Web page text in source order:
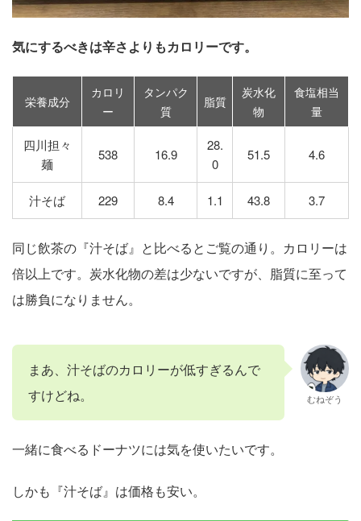
気にするべきは辛さよりもカロリーです。
栄養成分
カロリ
ー
タンパク
質
脂質
炭水化
物
食塩相当
量
四川担々
麺
538 16.9
28.
0
51.5 4.6
汁そば 229 8.4 1.1 43.8 3.7
同じ飲茶の『汁そば』と比べるとご覧の通り。カロリーは
倍以上です。炭水化物の差は少ないですが、脂質に至って
は勝負になりません。
まあ、汁そばのカロリーが低すぎるんで
すけどね。
むねぞう
一緒に食べるドーナツには気を使いたいです。
しかも『汁そば』は価格も安い。